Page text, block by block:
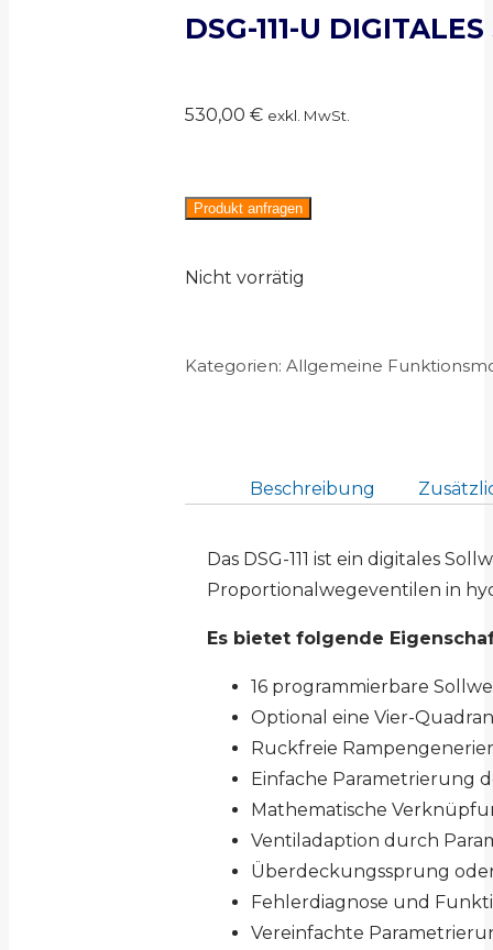
DSG-111-U
530,00 € exkl. MwSt.
Produkt anfragen
Nicht vorrätig
Kategorien: Allgemeine
Beschreibung
Das DSG-111 ist ein digitales
Proportionalwegeventilen in
Es bietet folgende
16 programmierbare
Optional eine Vier-
Ruckfreie
Einfache Parametrierung
Mathematische
Ventiladaption durch
Überdeckungssprung
Fehlerdiagnose und
Vereinfachte